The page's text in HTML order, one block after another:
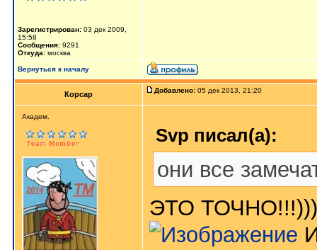
Зарегистрирован: 03 дек 2009,
15:58
Сообщения: 9291
Откуда: москва
Вернуться к началу
Корсар Добавлено: 05 дек 2013, 21:20
Aкaдeм.
Svp писал(а):
они все
ЭТО